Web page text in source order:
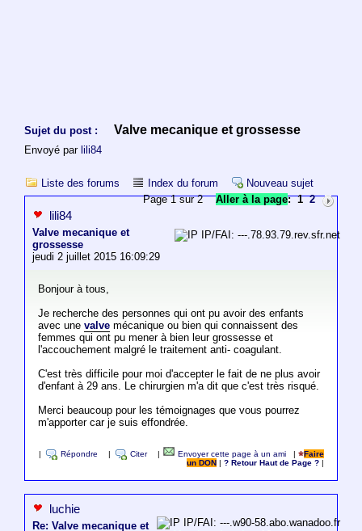
Sujet du post : Valve mecanique et grossesse
Envoyé par lili84
Liste des forums Index du forum
Nouveau sujet
Page 1 sur 2Aller à la page: 1 2
lili84
Valve mecanique et
grossesse
jeudi 2 juillet 2015 16:09:29
IP/FAI: ---.78.93.79.rev.sfr.net
Bonjour à tous,
Je recherche des personnes qui ont pu avoir des enfants
avec une valvemécanique ou bien qui connaissent des
femmes qui ont pu mener à bien leur grossesse et
l'accouchement malgré le traitement anti- coagulant.
C'est très difficile pour moi d'accepter le fait de ne plus avoir
d'enfant à 29 ans. Le chirurgien m'a dit que c'est très risqué.
Merci beaucoup pour les témoignages que vous pourrez
m'apporter car je suis effondrée.
Répondre Citer Envoyer cette page à un ami |
Faire
un DON
|? Retour Haut de Page ?
luchie
Re: Valve mecanique et
IP/FAI: ---.w90-58.abo.wanadoo.fr